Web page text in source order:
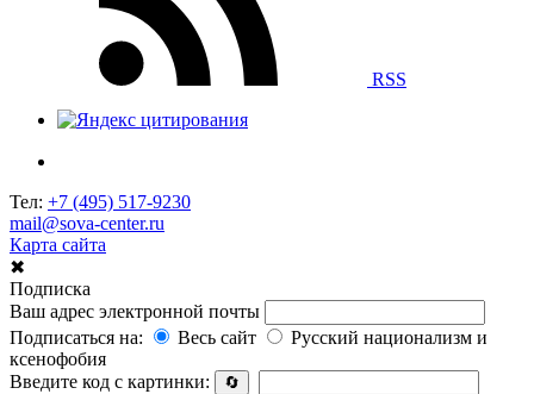
RSS
Тел: +7 (495) 517-9230
mail@sova-center.ru
Карта сайта
✖
Подписка
Ваш адрес электронной почты
Подписаться на:
Весь сайт
Русский национализм и
ксенофобия
Введите код с картинки:
🔄